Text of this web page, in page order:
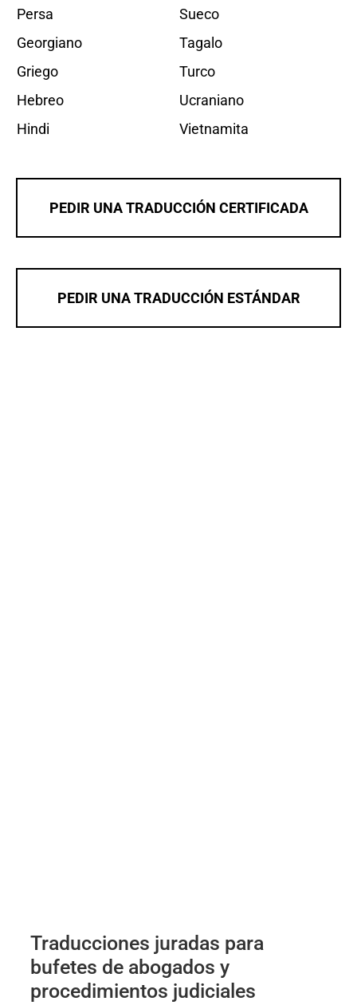
Persa
Georgiano
Griego
Hebreo
Hindi
Sueco
Tagalo
Turco
Ucraniano
Vietnamita
PEDIR UNA TRADUCCIÓN CERTIFICADA
PEDIR UNA TRADUCCIÓN ESTÁNDAR
Traducciones juradas para
bufetes de abogados y
procedimientos judiciales